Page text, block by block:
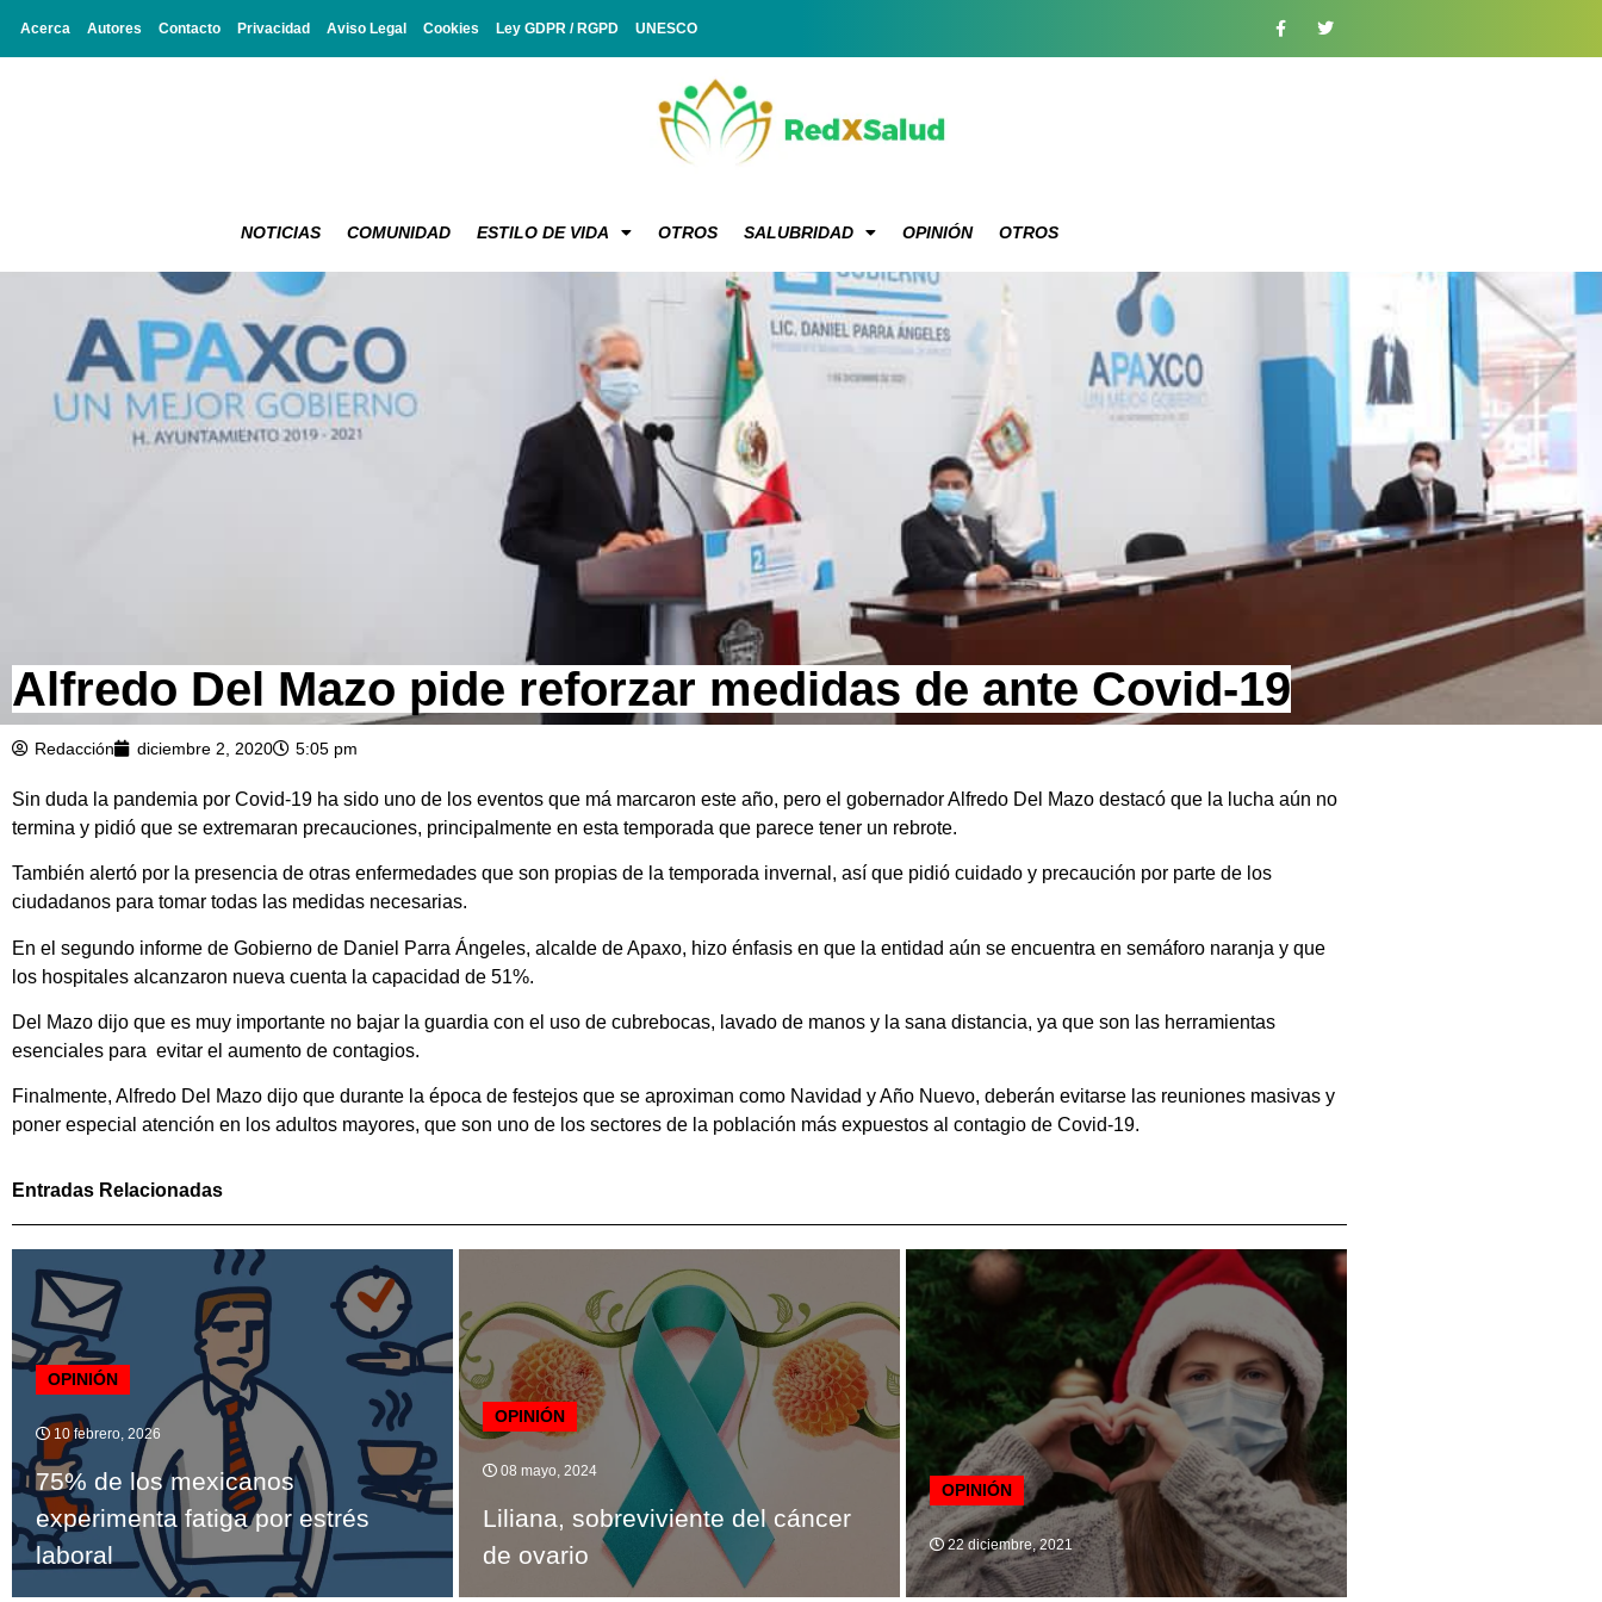
Acerca Autores Contacto Privacidad Aviso Legal Cookies Ley GDPR / RGPD UNESCO
NOTICIAS COMUNIDAD ESTILO DE VIDA OTROS SALUBRIDAD OPINIÓN OTROS
Alfredo Del Mazo pide reforzar medidas de ante Covid-19
Redacción diciembre 2, 2020 5:05 pm
Sin duda la pandemia por Covid-19 ha sido uno de los eventos que má marcaron este año, pero el gobernador Alfredo Del Mazo destacó que la lucha aún no
termina y pidió que se extremaran precauciones, principalmente en esta temporada que parece tener un rebrote.
También alertó por la presencia de otras enfermedades que son propias de la temporada invernal, así que pidió cuidado y precaución por parte de los
ciudadanos para tomar todas las medidas necesarias.
En el segundo informe de Gobierno de Daniel Parra Ángeles, alcalde de Apaxo, hizo énfasis en que la entidad aún se encuentra en semáforo naranja y que
los hospitales alcanzaron nueva cuenta la capacidad de 51%.
Del Mazo dijo que es muy importante no bajar la guardia con el uso de cubrebocas, lavado de manos y la sana distancia, ya que son las herramientas
esenciales para evitar el aumento de contagios.
Finalmente, Alfredo Del Mazo dijo que durante la época de festejos que se aproximan como Navidad y Año Nuevo, deberán evitarse las reuniones masivas y
poner especial atención en los adultos mayores, que son uno de los sectores de la población más expuestos al contagio de Covid-19.
Entradas Relacionadas
OPINIÓN
10 febrero, 2026
75% de los mexicanos
experimenta fatiga por estrés
laboral
OPINIÓN
08 mayo, 2024
Liliana, sobreviviente del cáncer
de ovario
OPINIÓN
22 diciembre, 2021